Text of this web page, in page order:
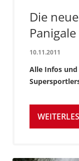
Die
Panigale
10.11.2011
Alle Infos